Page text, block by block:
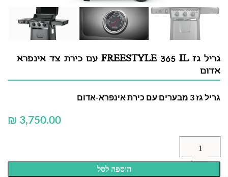
גריל גז FREESTYLE 365 IL עם כירת צד אינפרא
אדום
גריל גז 3 מבערים עם כירת אינפרא-אדום
₪
הוספה לסל